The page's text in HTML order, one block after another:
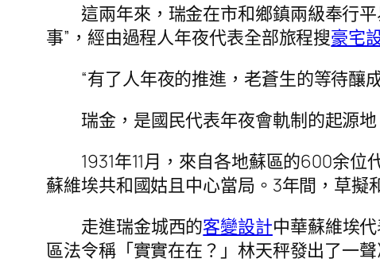
這兩年來，瑞金在市和鄉鎮兩級奉行
事”，經由過程人年夜代表全部旅程搜豪宅
“有了人年夜的推進，老蒼生的等待釀
瑞金，是國民代表年夜會軌制的起源地
1931年11月，來自各地蘇區的600余
蘇維埃共和國姑且中心當局。3年間，草擬
走進瑞金城西的客變設計中華蘇維埃
區法令稱「實實在在？」林天秤發出了一